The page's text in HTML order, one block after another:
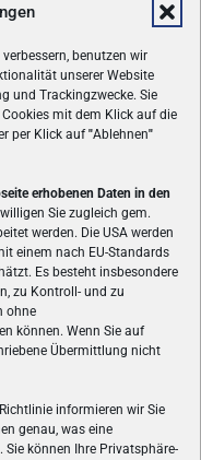
benutzen wir
unserer Website
und Trackingzwecke. Sie
mit dem Klick auf die
per Klick auf"Ablehnen"
erhobenen Daten in den
Sie zugleich gem.
werden. Die USA werden
einem nach EU-Standards
Es besteht insbesondere
zu Kontroll- und zu
ohne
können. Wenn Sie auf
Übermittlung nicht
informieren wir Sie
genau, was eine
können Ihre Privatsphäre-
8 | Handling: 10 |
Trailer
Switch